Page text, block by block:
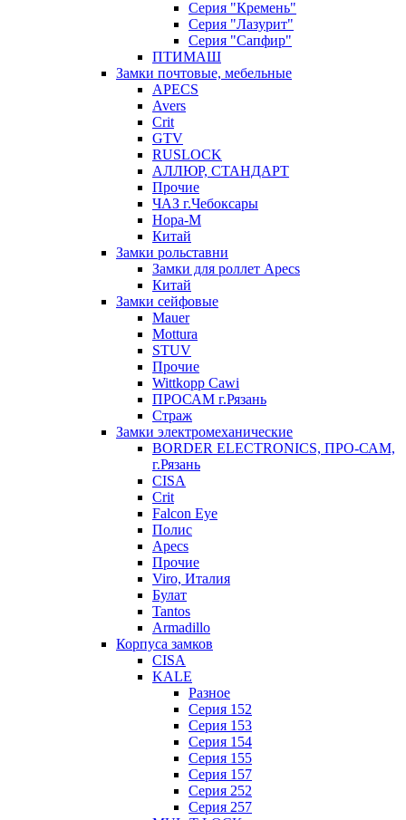
Серия "Кремень"
Серия "Лазурит"
Серия "Сапфир"
ПТИМАШ
Замки почтовые, мебельные
APECS
Avers
Crit
GTV
RUSLOCK
АЛЛЮР, СТАНДАРТ
Прочие
ЧАЗ г.Чебоксары
Нора-М
Китай
Замки рольставни
Замки для роллет Apecs
Китай
Замки сейфовые
Mauer
Mottura
STUV
Прочие
Wittkopp Cawi
ПРОСАМ г.Рязань
Страж
Замки электромеханические
BORDER ELECTRONICS, ПРО-САМ,
г.Рязань
CISA
Crit
Falcon Eye
Полис
Apecs
Прочие
Viro, Италия
Булат
Tantos
Armadillo
Корпуса замков
CISA
KALE
Разное
Серия 152
Серия 153
Серия 154
Серия 155
Серия 157
Серия 252
Серия 257